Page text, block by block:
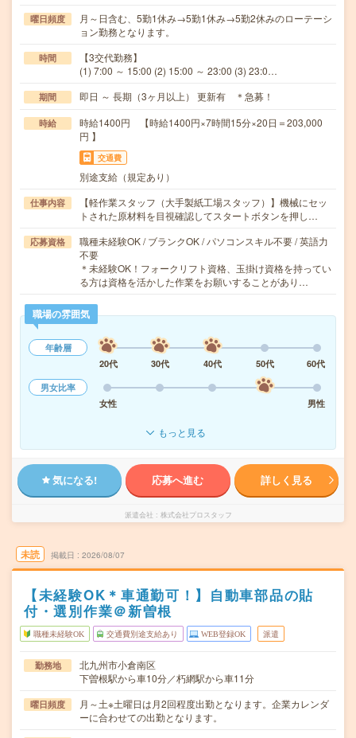
曜日頻度
月～日含む、5勤1休み→5勤1休み→5勤2休みのローテーシ
ョン勤務となります。
時間
【3交代勤務】
(1) 7:00 ～ 15:00 (2) 15:00 ～ 23:00 (3) 23:0…
期間 即日 ～ 長期（3ヶ月以上） 更新有 ＊急募！
時給
時給1400円 【時給1400円×7時間15分×20日＝203,000
円 】
交通費
別途支給（規定あり）
仕事内容
【軽作業スタッフ（大手製紙工場スタッフ）】機械にセッ
トされた原材料を目視確認してスタートボタンを押し…
応募資格
職種未経験OK / ブランクOK / パソコンスキル不要 / 英語力
不要
＊未経験OK！フォークリフト資格、玉掛け資格を持ってい
る方は資格を活かした作業をお願いすることがあり…
職場の雰囲気
年齢層
20代
30代 40代 50代
60代
男女比率
女性
男性
もっと見る
気になる! 応募へ進む 詳しく見る
派遣会社 株式会社プロスタッフ
未読 掲載日 2026/08/07
【未経験OK＊車通勤可！】自動車部品の貼
付・選別作業＠新曽根
職種未経験OK 交通費別途支給あり WEB登録OK 派遣
勤務地
北九州市小倉南区
下曽根駅から車10分／朽網駅から車11分
曜日頻度
月～土※土曜日は月2回程度出勤となります。企業カレンダ
ーに合わせての出勤となります。